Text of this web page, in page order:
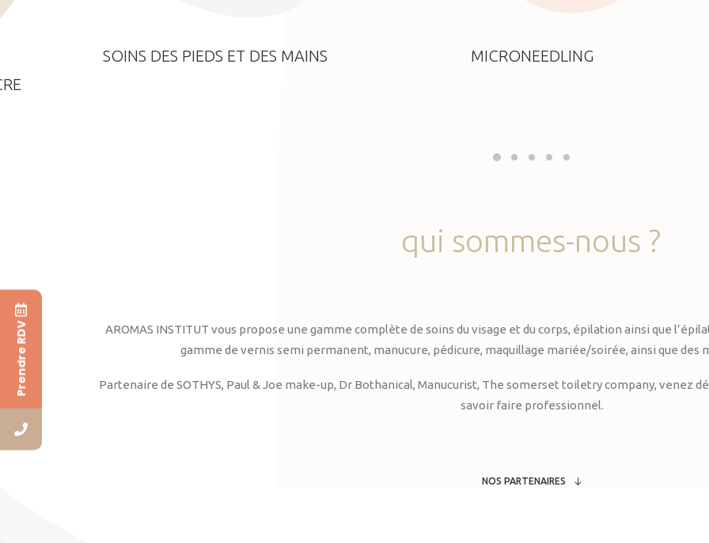
SOINS DES PIEDS ET DES MAINS MICRONEEDLING
qui sommes-nous ?
AROMAS INSTITUT vous propose une gamme complète de soins du visage et du corps, épilation ainsi que
gamme de vernis semi permanent, manucure, pédicure, maquillage mariée/soirée, ainsi que des
Partenaire de SOTHYS, Paul & Joe make-up, Dr Bothanical, Manucurist, The somerset toiletry company, venez
savoir faire professionnel.
NOS PARTENAIRES
Prendre RDV